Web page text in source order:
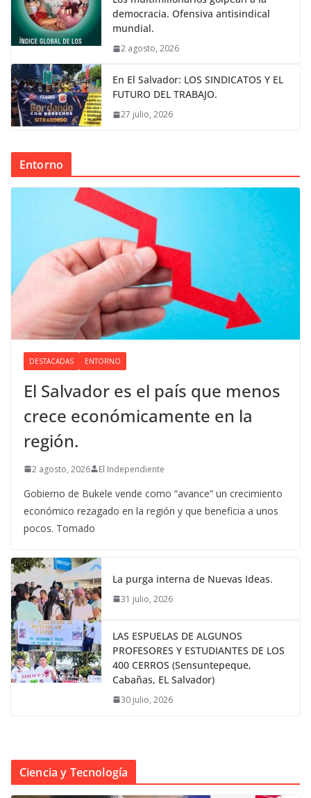
democracia. Ofensiva antisindical
mundial.
2 agosto, 2026
En El Salvador: LOS SINDICATOS Y EL
FUTURO DEL TRABAJO.
27 julio, 2026
Entorno
DESTACADAS ENTORNO
El Salvador es el país que menos
crece económicamente en la
región.
2 agosto, 2026 El Independiente
Gobierno de Bukele vende como “avance” un crecimiento
económico rezagado en la región y que beneficia a unos
pocos. Tomado
La purga interna de Nuevas Ideas.
31 julio, 2026
LAS ESPUELAS DE ALGUNOS
PROFESORES Y ESTUDIANTES DE LOS
400 CERROS (Sensuntepeque,
Cabañas, EL Salvador)
30 julio, 2026
Ciencia y Tecnología